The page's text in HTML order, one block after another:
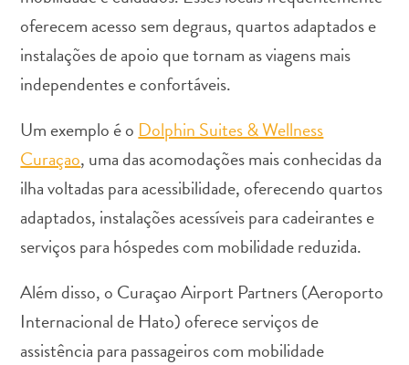
Aluguel
Carros
Áreas
de
Arte
e
Atividades
Aquáticas
Aventuras
oferecem acesso sem degraus, quartos adaptados e
instalações de apoio que tornam as viagens mais
independentes e confortáveis.
Um exemplo é oDolphin Suites & Wellness
Curaçao, uma das acomodações mais conhecidas da
ilha voltadas para acessibilidade, oferecendo quartos
adaptados, instalações acessíveis para cadeirantes e
serviços para hóspedes com mobilidade reduzida.
Além disso, o Curaçao Airport Partners (Aeroporto
Internacional de Hato) oferece serviços de
assistência para passageiros com mobilidade